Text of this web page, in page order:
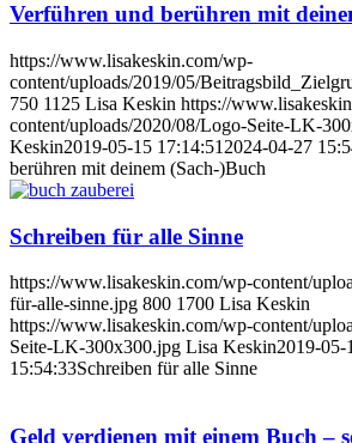
Verführen und berühren mit
https://www.lisakeskin.com/wp-
content/uploads/2019/05/
750 1125 Lisa Keskin https://
content/uploads/2020/08/Logo-Seite-LK-
Keskin2019-05-15 17:14:51 2024-04-27
berühren mit deinem (Sach-)Buch
Schreiben für alle Sinne
https://www.lisakeskin.com/wp-content/
für-alle-sinne.jpg 800 1700 Lisa Keskin
https://www.lisakeskin.com/wp-content/
Seite-LK-300x300.jpg Lisa Keskin2019-05-
15:54:33Schreiben für alle Sinne
Geld verdienen mit einem Buch –